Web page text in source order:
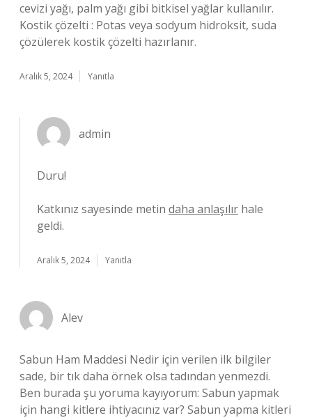
cevizi yağı, palm yağı gibi bitkisel yağlar kullanılır.
Kostik çözelti : Potas veya sodyum hidroksit, suda
çözülerek kostik çözelti hazırlanır.
Aralık 5, 2024 Yanıtla
admin
Duru!
Katkınız sayesinde metin daha anlaşılır hale
geldi.
Aralık 5, 2024 Yanıtla
Alev
Sabun Ham Maddesi Nedir için verilen ilk bilgiler
sade, bir tık daha örnek olsa tadından yenmezdi.
Ben burada şu yoruma kayıyorum: Sabun yapmak
için hangi kitlere ihtiyacınız var? Sabun yapma kitleri